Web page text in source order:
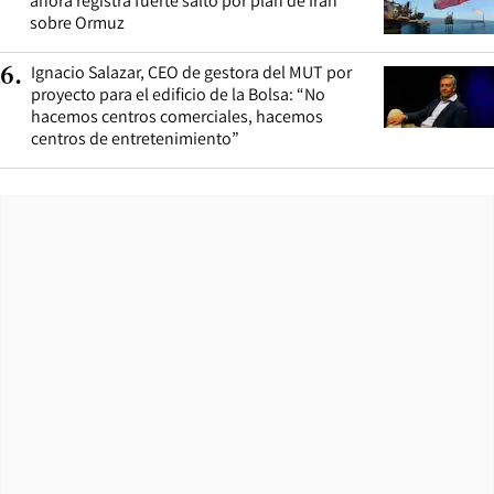
sobre Ormuz
6. Ignacio Salazar, CEO de gestora del MUT por
proyecto para el edificio de la Bolsa: “No
hacemos centros comerciales, hacemos
centros de entretenimiento”